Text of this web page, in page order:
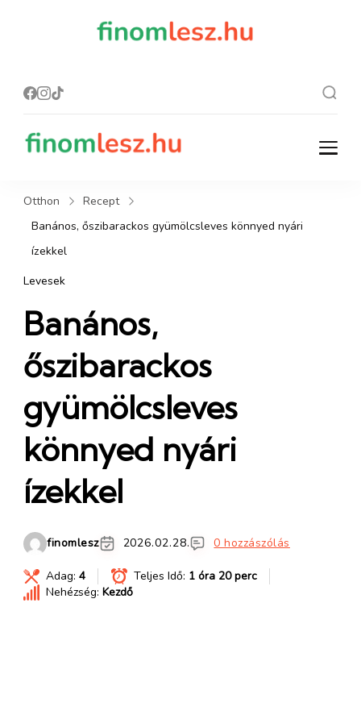
finomlesz.hu
Recept, ami finom lesz.
Otthon
Recept
Banános, őszibarackos gyümölcsleves könnyed nyári
ízekkel
Levesek
Banános,
őszibarackos
gyümölcsleves
könnyed nyári
ízekkel
finomlesz 2026.02.28. 0 hozzászólás
Adag: 4 Teljes Idő: 1 óra 20 perc
Nehézség: Kezdő